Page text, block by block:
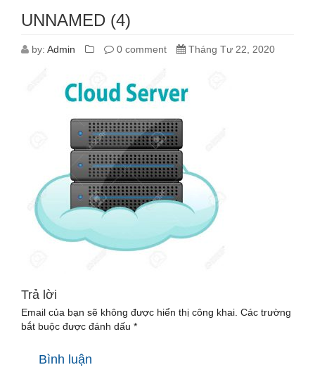
UNNAMED (4)
by: Admin 0 comment Tháng Tư 22, 2020
Trả lời
Email của bạn sẽ không được hiển thị công khai. Các trường
bắt buộc được đánh dấu *
Bình luận